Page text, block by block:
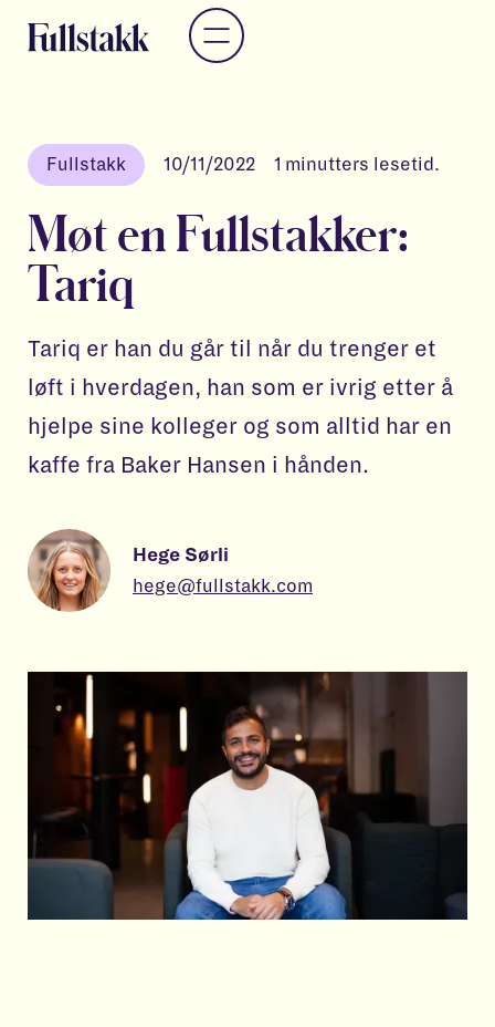
Fullstakk 10/11/2022 1 minutters lesetid.
Møt en Fullstakker:
Tariq
Tariq er han du går til når du trenger et
løft i hverdagen, han som er ivrig etter å
hjelpe sine kolleger og som alltid har en
kaffe fra Baker Hansen i hånden.
Hege Sørli
hege@fullstakk.com